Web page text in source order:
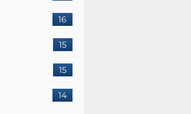
16
15
15
14